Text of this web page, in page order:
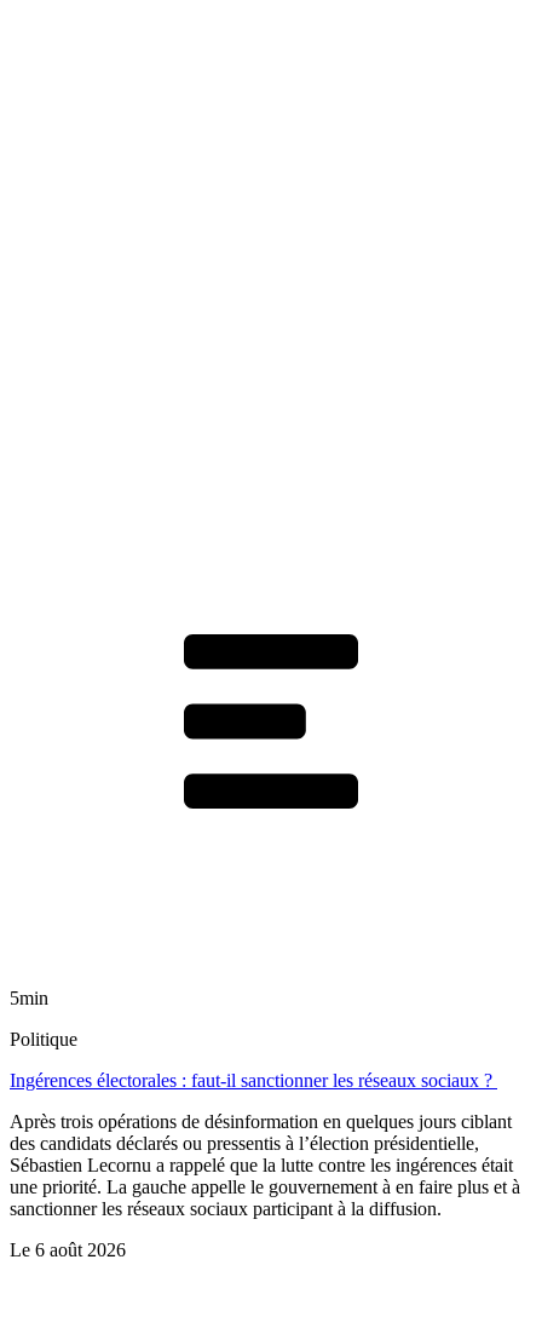
5min
Politique
Ingérences électorales : faut-il sanctionner les réseaux sociaux ?
Après trois opérations de désinformation en quelques jours ciblant
des candidats déclarés ou pressentis à l’élection présidentielle,
Sébastien Lecornu a rappelé que la lutte contre les ingérences était
une priorité. La gauche appelle le gouvernement à en faire plus et à
sanctionner les réseaux sociaux participant à la diffusion.
Le 6 août 2026